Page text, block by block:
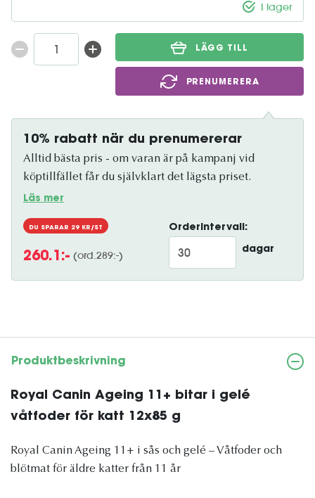
I lager
LÄGG TILL
PRENUMERERA
10% rabatt när du prenumererar
Alltid bästa pris - om varan är på kampanj vid
köptillfället får du självklart det lägsta priset.
Läs mer
DU SPARAR 29 KR/ST
260.1 :- (ord.289:-)
Orderintervall:
dagar
Produktbeskrivning
Royal Canin Ageing 11+ bitar i gelé
våtfoder för katt 12x85 g
Royal Canin Ageing 11+ i sås och gelé – Våtfoder och
blötmat för äldre katter från 11 år